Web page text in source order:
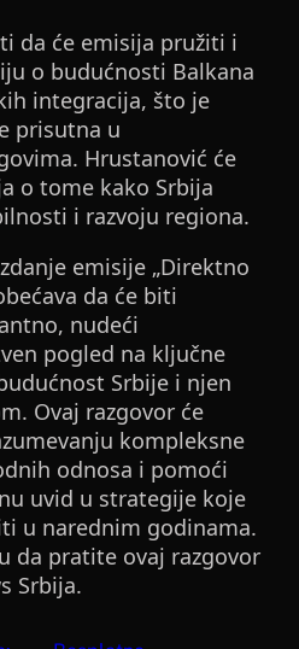
da će emisija pružiti i
o budućnosti Balkana
integracija, što je
prisutna u
Hrustanović će
o tome kako Srbija
i razvoju regiona.
emisije „Direktno
da će biti
nudeći
pogled na ključne
Srbije i njen
Ovaj razgovor će
kompleksne
odnosa i pomoći
uvid u strategije koje
u narednim godinama.
da pratite ovaj razgovor
Srbija.